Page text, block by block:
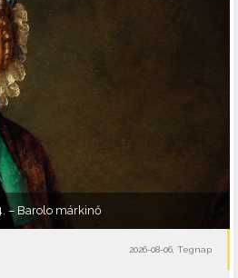
– Barolo márkinő
2026-08-06, Tegnap